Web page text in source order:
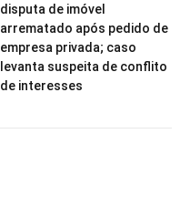
disputa de imóvel
arrematado após pedido de
empresa privada; caso
levanta suspeita de conflito
de interesses